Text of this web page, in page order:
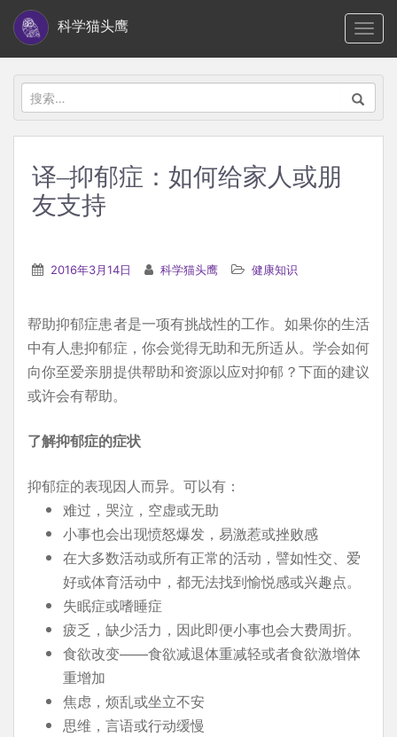
i
科学猫头鹰
搜
索：
译–抑郁症：如何给家人或朋
友支持
2016年3月14日 科学猫头鹰 健康知识
帮助抑郁症患者是一项有挑战性的工作。如果你的生活
中有人患抑郁症，你会觉得无助和无所适从。学会如何
向你至爱亲朋提供帮助和资源以应对抑郁？下面的建议
或许会有帮助。
了解抑郁症的症状
抑郁症的表现因人而异。可以有：
难过，哭泣，空虚或无助
小事也会出现愤怒爆发，易激惹或挫败感
在大多数活动或所有正常的活动，譬如性交、爱
好或体育活动中，都无法找到愉悦感或兴趣点。
失眠症或嗜睡症
疲乏，缺少活力，因此即便小事也会大费周折。
食欲改变——食欲减退体重减轻或者食欲激增体
重增加
焦虑，烦乱或坐立不安
思维，言语或行动缓慢